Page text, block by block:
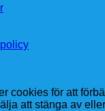
cookies för att
att stänga av